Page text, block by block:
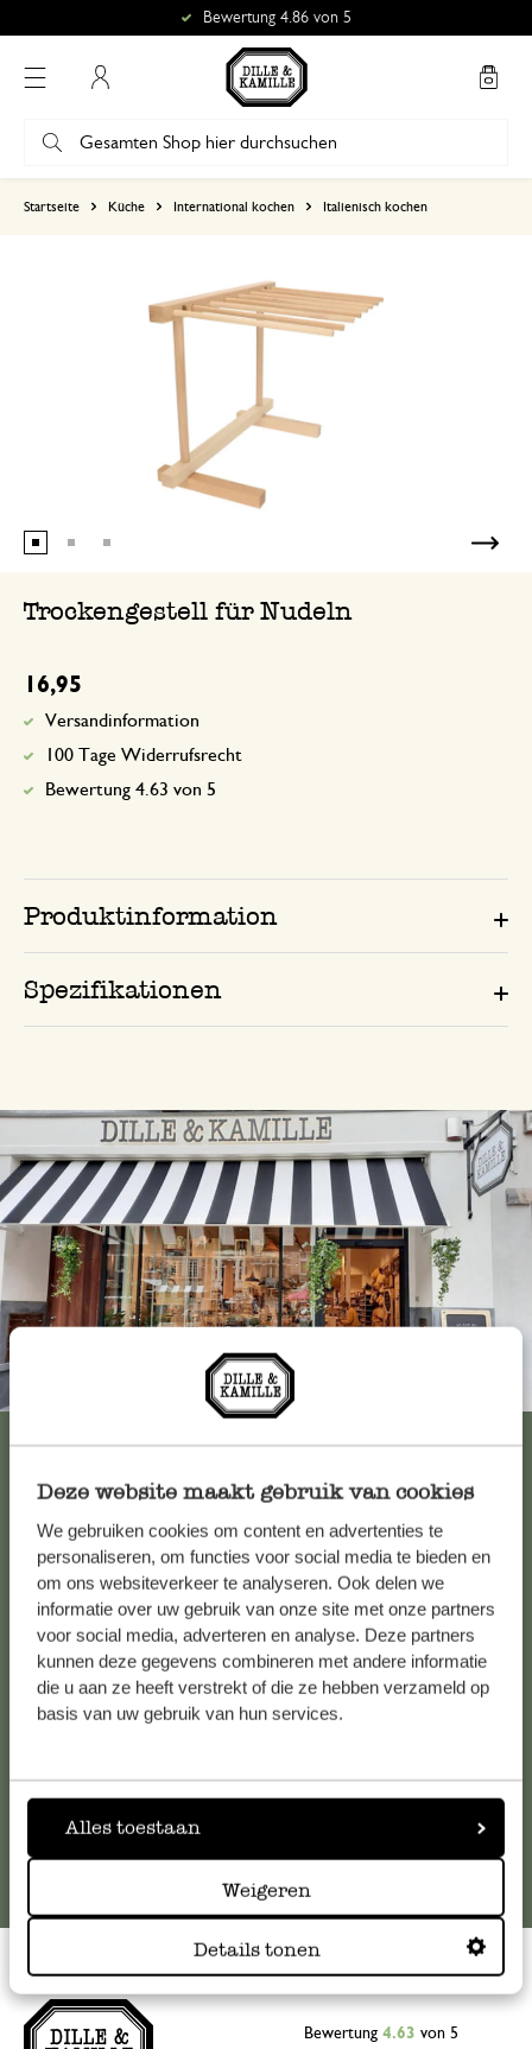
Deze website maakt gebruik van cookies
We gebruiken cookies om content en advertenties te
personaliseren, om functies voor social media te bieden en
om ons websiteverkeer te analyseren. Ook delen we
informatie over uw gebruik van onze site met onze partners
voor social media, adverteren en analyse. Deze partners
kunnen deze gegevens combineren met andere informatie
die u aan ze heeft verstrekt of die ze hebben verzameld op
basis van uw gebruik van hun services.
Alles toestaan
Weigeren
Details tonen
Bewertung 4.86 von 5
Startseite Küche International kochen Italienisch kochen
Trockengestell für Nudeln
16,95
Versandinformation
100 Tage Widerrufsrecht
Bewertung 4.63 von 5
Produktinformation
Spezifikationen
Immer in der Nähe
Kundenservice/Hilfe
Falls Sie Fragen haben oder Tipps und Hilfe brauchen, wenden
Sie sich bitte an unseren Kundenservice. Oder lesen Sie hier
die Antworten aufhäufig gestellte Fragen.
Online-Kundenservice
Bewertung 4.63 von 5